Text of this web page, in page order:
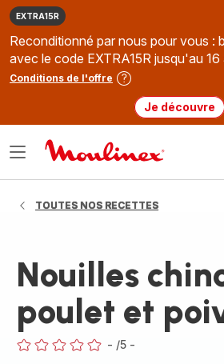
EXTRA15R
Reconditionné par nous pour vous :
avec le code EXTRA15R jusqu'au
Conditions de l'offre
Je découvre
Ouvrir
TOUTES NOS RECETTES
Nouilles
poulet et
- /5 -